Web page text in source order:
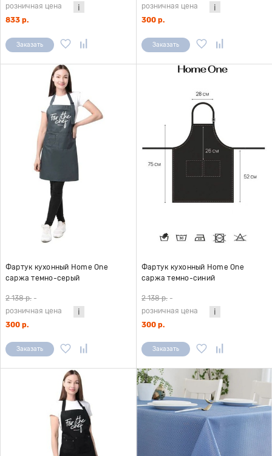
розничная цена
833 р.
Заказать
розничная цена
300 р.
Заказать
Фартук кухонный Home One
саржа темно-серый
2 138 р. -
розничная цена
300 р.
Заказать
Фартук кухонный Home One
саржа темно-синий
2 138 р. -
розничная цена
300 р.
Заказать